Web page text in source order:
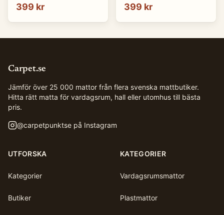
399 kr 399 kr
Carpet.se
Jämför över 25 000 mattor från flera svenska mattbutiker.
Hitta rätt matta för vardagsrum, hall eller utomhus till bästa
pris.
@carpetpunktse på Instagram
UTFORSKA
Kategorier
Butiker
KATEGORIER
Vardagsrumsmattor
Plastmattor